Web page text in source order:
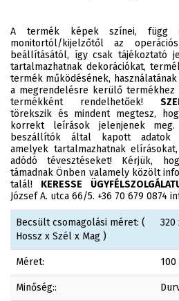
A termék képek színei, függ
monitortól/kijelzőtől az
beállításától, így csak tájékoztató
tartalmazhatnak dekorációkat,
termék működésének,
a megrendelésre kerülő termékhez
termékként rendelhetőek!
törekszik és mindent megtesz,
korrekt leírások jelenjenek
beszállítók által kapott adatok
amelyek tartalmazhatnak
adódó tévesztéseket! Kérjük,
támadnak Önben valamely közölt
talál! KERESSE
József A. utca 66/5. +36 70 679 0874
Becsült csomagolási méret: (
Hossz x Szél x Mag )
320
Méret:
Minőség::